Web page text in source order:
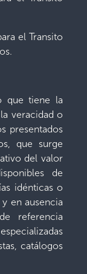
el Transito
que tiene la
veracidad o
presentados
que surge
del valor
de
idénticas o
en ausencia
referencia
catálogos